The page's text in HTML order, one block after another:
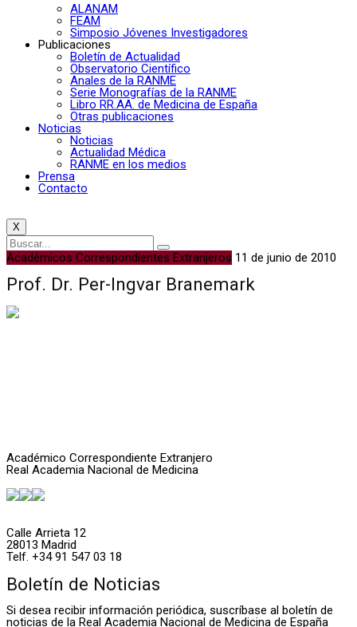
ALANAM
FEAM
Simposio Jóvenes Investigadores
Publicaciones
Boletín de Actualidad
Observatorio Científico
Anales de la RANME
Serie Monografías de la RANME
Libro RR.AA. de Medicina de España
Otras publicaciones
Noticias
Noticias
Actualidad Médica
RANME en los medios
Prensa
Contacto
X
Académicos Correspondientes Extranjeros 11 de junio de 2010
Prof. Dr. Per-Ingvar Branemark
Académico Correspondiente Extranjero
Real Academia Nacional de Medicina
Calle Arrieta 12
28013 Madrid
Telf. +34 91 547 03 18
Boletín de Noticias
Si desea recibir información periódica, suscríbase al boletín de
noticias de la Real Academia Nacional de Medicina de España